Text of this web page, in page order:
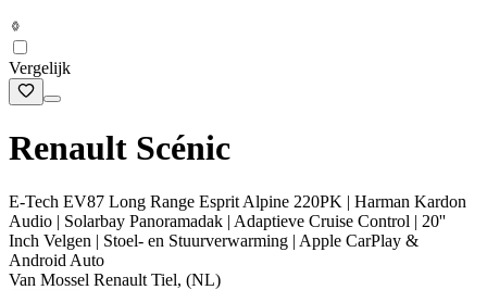
Vergelijk
Renault Scénic
E-Tech EV87 Long Range Esprit Alpine 220PK | Harman Kardon
Audio | Solarbay Panoramadak | Adaptieve Cruise Control | 20''
Inch Velgen | Stoel- en Stuurverwarming | Apple CarPlay &
Android Auto
Van Mossel Renault Tiel, (NL)